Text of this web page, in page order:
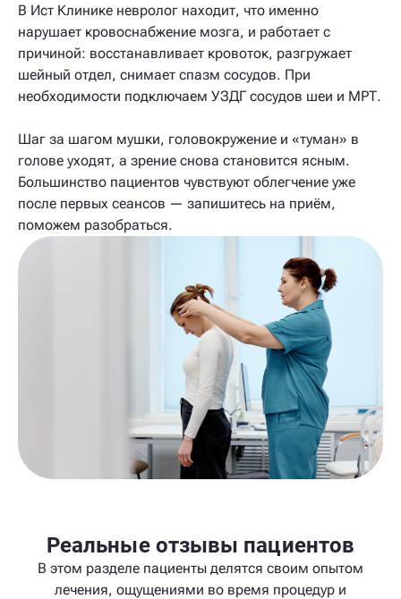
В Ист Клинике невролог находит, что именно
нарушает кровоснабжение мозга, и работает с
причиной: восстанавливает кровоток, разгружает
шейный отдел, снимает спазм сосудов. При
необходимости подключаем УЗДГ сосудов шеи и МРТ.
Шаг за шагом мушки, головокружение и «туман» в
голове уходят, а зрение снова становится ясным.
Большинство пациентов чувствуют облегчение уже
после первых сеансов — запишитесь на приём,
поможем разобраться.
Реальные отзывы пациентов
В этом разделе пациенты делятся своим опытом
лечения, ощущениями во время процедур и